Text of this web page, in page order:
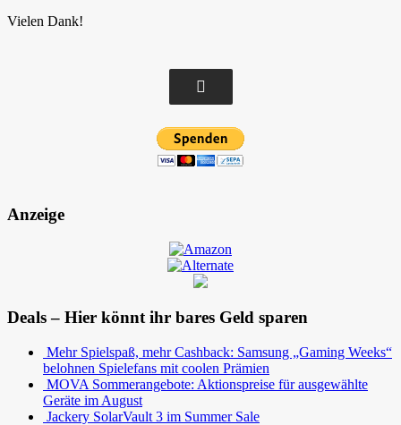
Vielen Dank!
Anzeige
Deals – Hier könnt ihr bares Geld sparen
Mehr Spielspaß, mehr Cashback: Samsung „Gaming Weeks“
belohnen Spielefans mit coolen Prämien
MOVA Sommerangebote: Aktionspreise für ausgewählte
Geräte im August
Jackery SolarVault 3 im Summer Sale